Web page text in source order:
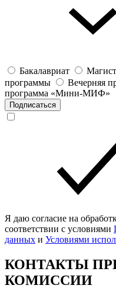
Бакалавриат
программы
Вечерняя
программа «Мини-МИФ»
Подписаться
Я даю согласие на
соответствии с условиями
данных и Условиями
КОНТАКТЫ
КОМИССИИ